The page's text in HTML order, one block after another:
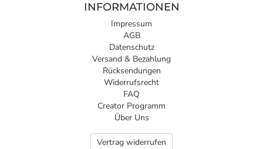
INFORMATIONEN
Impressum
AGB
Datenschutz
Versand & Bezahlung
Rücksendungen
Widerrufsrecht
FAQ
Creator Programm
Über Uns
Vertrag widerrufen